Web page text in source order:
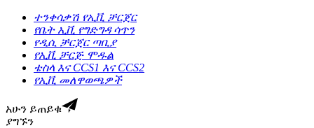
ተንቀሳቃሽ የኢቪ ቻርጀር
የቤት ኢቪ የግድግዳ ሳጥን
የዲሲ ቻርጀር ጣቢያ
የኢቪ ቻርጅ ሞዱል
ቴስላ እና CCS1 እና CCS2
የኢቪ መለዋወጫዎች
አሁን ይጠይቁ
ያግኙን